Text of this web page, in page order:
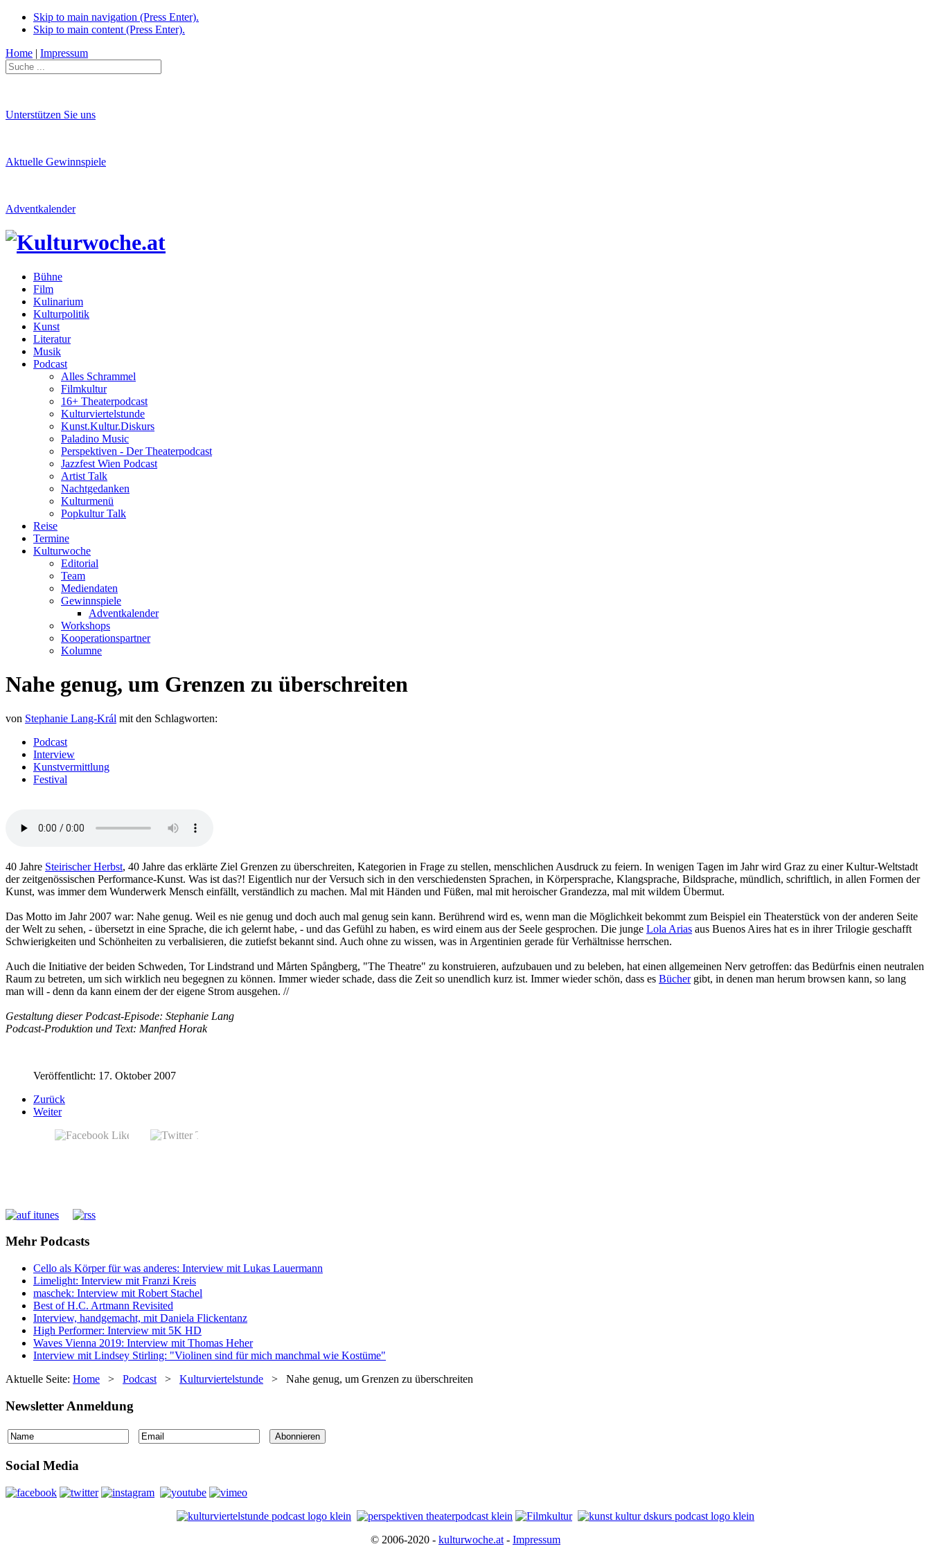
Skip to main navigation (Press Enter).
Skip to main content (Press Enter).
Home | Impressum
Unterstützen Sie uns
Aktuelle Gewinnspiele
Adventkalender
Bühne
Film
Kulinarium
Kulturpolitik
Kunst
Literatur
Musik
Podcast
Alles Schrammel
Filmkultur
16+ Theaterpodcast
Kulturviertelstunde
Kunst.Kultur.Diskurs
Paladino Music
Perspektiven - Der Theaterpodcast
Jazzfest Wien Podcast
Artist Talk
Nachtgedanken
Kulturmenü
Popkultur Talk
Reise
Termine
Kulturwoche
Editorial
Team
Mediendaten
Gewinnspiele
Adventkalender
Workshops
Kooperationspartner
Kolumne
Nahe genug, um Grenzen zu überschreiten
von Stephanie Lang-Král mit den Schlagworten:
Podcast
Interview
Kunstvermittlung
Festival
40 Jahre Steirischer Herbst, 40 Jahre das erklärte Ziel Grenzen zu überschreiten, Kategorien in Frage zu stellen, menschlichen Ausdruck zu feiern. In wenigen Tagen im Jahr wird Graz zu einer Kultur-Weltstadt
der zeitgenössischen Performance-Kunst. Was ist das?! Eigentlich nur der Versuch sich in den verschiedensten Sprachen, in Körpersprache, Klangsprache, Bildsprache, mündlich, schriftlich, in allen Formen der
Kunst, was immer dem Wunderwerk Mensch einfällt, verständlich zu machen. Mal mit Händen und Füßen, mal mit heroischer Grandezza, mal mit wildem Übermut.
Das Motto im Jahr 2007 war: Nahe genug. Weil es nie genug und doch auch mal genug sein kann. Berührend wird es, wenn man die Möglichkeit bekommt zum Beispiel ein Theaterstück von der anderen Seite
der Welt zu sehen, - übersetzt in eine Sprache, die ich gelernt habe, - und das Gefühl zu haben, es wird einem aus der Seele gesprochen. Die junge Lola Arias aus Buenos Aires hat es in ihrer Trilogie geschafft
Schwierigkeiten und Schönheiten zu verbalisieren, die zutiefst bekannt sind. Auch ohne zu wissen, was in Argentinien gerade für Verhältnisse herrschen.
Auch die Initiative der beiden Schweden, Tor Lindstrand und Mårten Spångberg, "The Theatre" zu konstruieren, aufzubauen und zu beleben, hat einen allgemeinen Nerv getroffen: das Bedürfnis einen neutralen
Raum zu betreten, um sich wirklich neu begegnen zu können. Immer wieder schade, dass die Zeit so unendlich kurz ist. Immer wieder schön, dass es Büchergibt, in denen man herum browsen kann, so lang
man will - denn da kann einem der der eigene Strom ausgehen. //
Gestaltung dieser Podcast-Episode: Stephanie Lang
Podcast-Produktion und Text: Manfred Horak
Veröffentlicht: 17. Oktober 2007
Zurück
Weiter
Mehr Podcasts
Cello als Körper für was anderes: Interview mit Lukas Lauermann
Limelight: Interview mit Franzi Kreis
maschek: Interview mit Robert Stachel
Best of H.C. Artmann Revisited
Interview, handgemacht, mit Daniela Flickentanz
High Performer: Interview mit 5K HD
Waves Vienna 2019: Interview mit Thomas Heher
Interview mit Lindsey Stirling: "Violinen sind für mich manchmal wie Kostüme"
Aktuelle Seite: Home > Podcast > Kulturviertelstunde > Nahe genug, um Grenzen zu überschreiten
Newsletter Anmeldung
Social Media
© 2006-2020 - kulturwoche.at - Impressum